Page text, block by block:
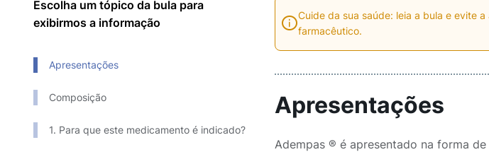
Escolha um tópico da bula para
exibirmos a informação
Apresentações
Composição
1. Para que este medicamento é indicado?
Cuide da sua saúde: leia a bula e evite
farmacêutico.
Apresentações
Adempas ® é apresentado na forma